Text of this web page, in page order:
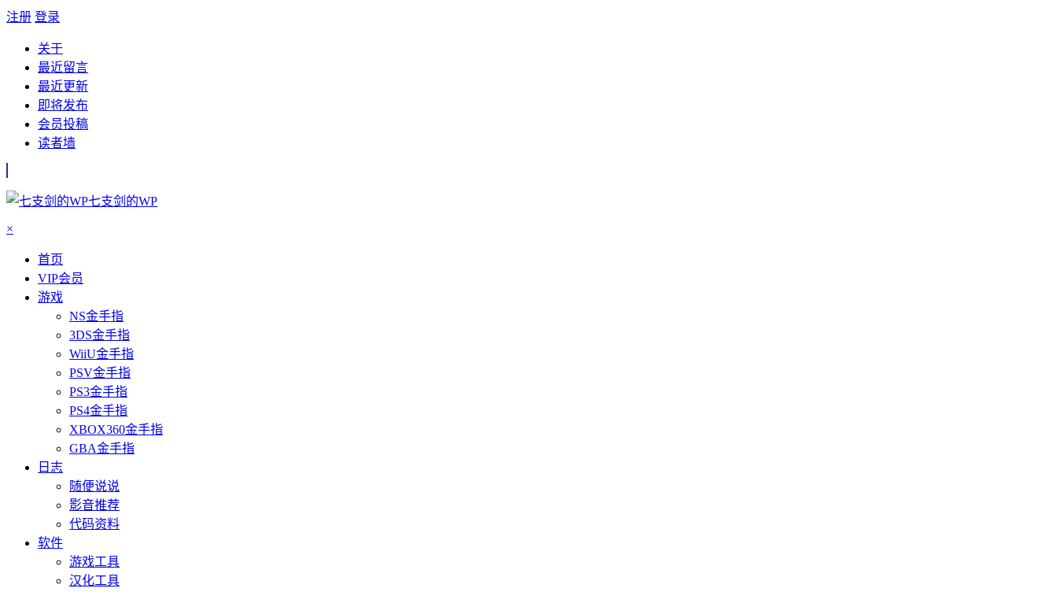
注册 登录
关于
最近留言
最近更新
即将发布
会员投稿
读者墙
七支剑的WP
×
首页
VIP会员
游戏
NS金手指
3DS金手指
WiiU金手指
PSV金手指
PS3金手指
PS4金手指
XBOX360金手指
GBA金手指
日志
随便说说
影音推荐
代码资料
软件
游戏工具
汉化工具